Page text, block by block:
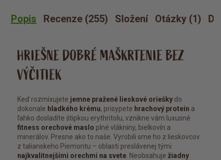
Popis Recenze (255) Složení Otázky (1)
HRIEŠNE DOBRÉ MAŠKRTENIE BEZ
VÝČITIEK
Keď rozmixujete jemne pražené lieskové oriešky do
dokonale hladkého krému, prisypete hrachový proteín a
ľahko dosladíte štipkou erythritolu, vznikne vám luxusné
fitness orechové maslo plné vlákniny, bielkovín a
minerálov. Presne ako to naše. Vyrobili sme ho z lieskovcov
z talianskeho Piemontu – oblasti preslávenej tými
najkvalitnejšími orechmi na svete . Neobsahuje žiadny